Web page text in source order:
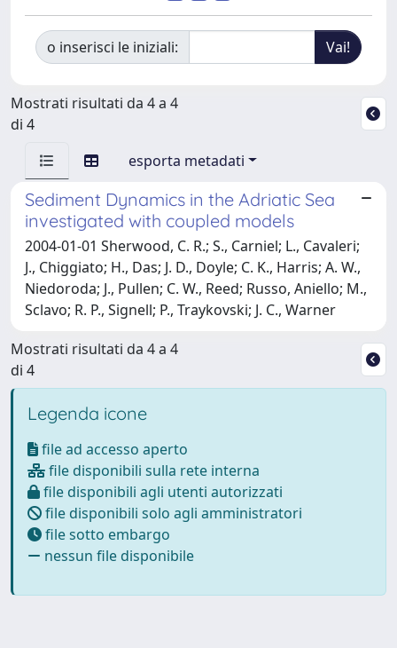
o inserisci le iniziali:
Mostrati risultati da 4 a 4
di 4
esporta metadati
Sediment Dynamics in the Adriatic Sea
investigated with coupled models
2004-01-01 Sherwood, C. R.; S., Carniel; L., Cavaleri;
J., Chiggiato; H., Das; J. D., Doyle; C. K., Harris; A. W.,
Niedoroda; J., Pullen; C. W., Reed; Russo, Aniello; M.,
Sclavo; R. P., Signell; P., Traykovski; J. C., Warner
Mostrati risultati da 4 a 4
di 4
Legenda icone
file ad accesso aperto
file disponibili sulla rete interna
file disponibili agli utenti autorizzati
file disponibili solo agli amministratori
file sotto embargo
nessun file disponibile